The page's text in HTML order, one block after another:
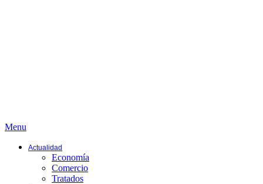
Menu
Actualidad
Economía
Comercio
Tratados